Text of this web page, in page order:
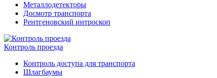
Металлодетекторы
Досмотр транспорта
Рентгеновский интроскоп
Контроль проезда
Контроль доступа для транспорта
Шлагбаумы